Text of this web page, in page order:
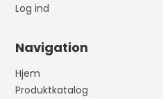
Log ind
Navigation
Hjem
Produktkatalog